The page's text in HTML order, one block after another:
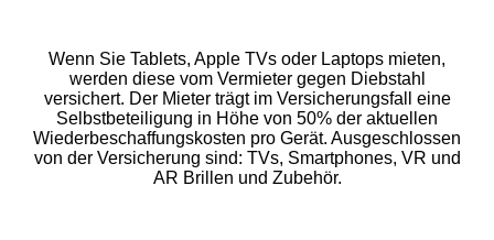
Wenn Sie Tablets, Apple TVs oder Laptops mieten,
werden diese vom Vermieter gegen Diebstahl
versichert. Der Mieter trägt im Versicherungsfall eine
Selbstbeteiligung in Höhe von 50% der aktuellen
Wiederbeschaffungskosten pro Gerät. Ausgeschlossen
von der Versicherung sind: TVs, Smartphones, VR und
AR Brillen und Zubehör.